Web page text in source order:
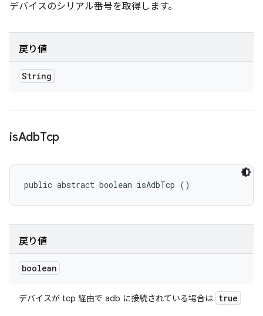
デバイスのシリアル番号を取得します。
戻り値
String
isAdbTcp
public abstract boolean isAdbTcp ()
戻り値
boolean
デバイスが tcp 経由で adb に接続されている場合は true